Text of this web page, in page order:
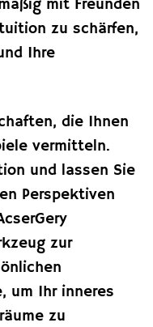
mit Freunden
zu schärfen,
Ihre
die Ihnen
vermitteln.
und lassen Sie
Perspektiven
zur
um Ihr inneres
zu